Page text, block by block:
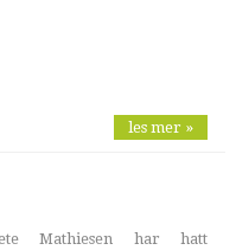
les mer »
Mathiesen har hatt